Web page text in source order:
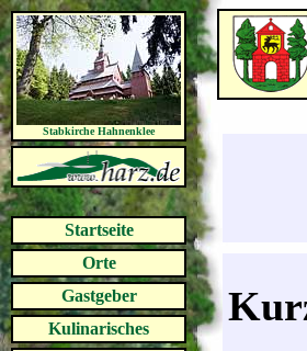
Stabkirche Hahnenklee
Startseite
Orte
Gastgeber
Kulinarisches